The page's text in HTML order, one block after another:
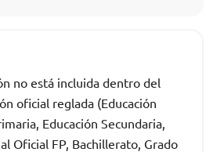
no está incluida dentro del
oficial reglada (Educación
Educación Secundaria,
Oficial FP, Bachillerato, Grado